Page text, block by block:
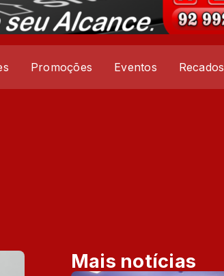
Promoções Eventos Recados
Mais notícias